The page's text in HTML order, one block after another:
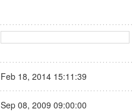
Feb 18, 2014 15:11:39
Sep 08, 2009 09:00:00